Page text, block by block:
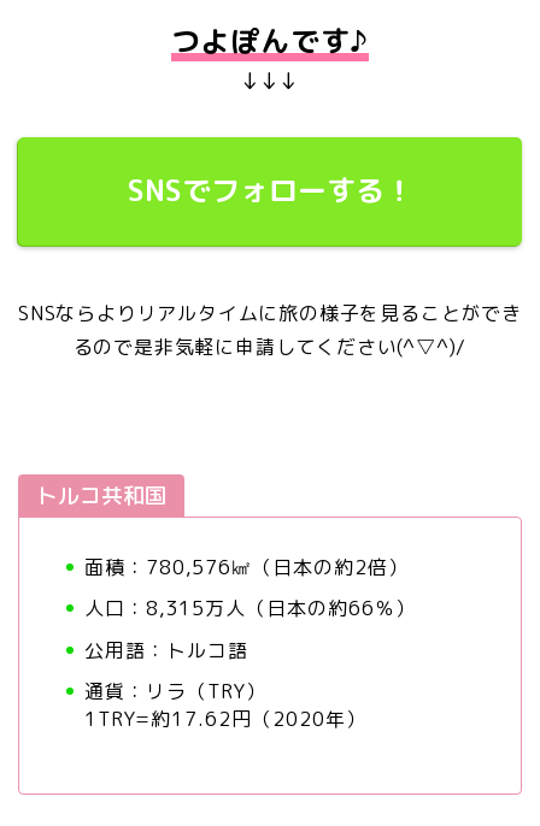
つよぽんです♪
↓↓↓
SNSでフォローする！
SNSならよりリアルタイムに旅の様子を見ることができ
るので是非気軽に申請してください(^▽^)/
トルコ共和国
面積：780,576㎢（日本の約2倍）
人口：8,315万人（日本の約66％）
公用語：トルコ語
通貨：リラ（TRY）
1TRY=約17.62円（2020年）